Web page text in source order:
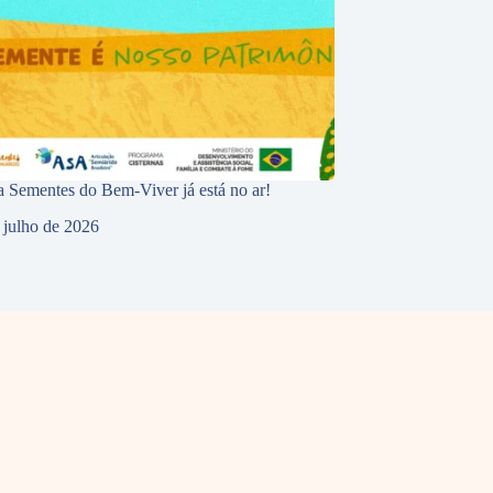
Sementes do Bem-Viver já está no ar!
julho de 2026